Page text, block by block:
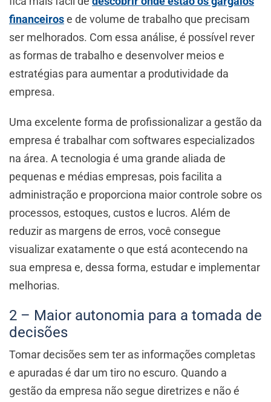
financeirose de volume de trabalho que precisam
ser melhorados. Com essa análise, é possível rever
as formas de trabalho e desenvolver meios e
estratégias para aumentar a produtividade da
empresa.
Uma excelente forma de profissionalizar a gestão da
empresa é trabalhar com softwares especializados
na área. A tecnologia é uma grande aliada de
pequenas e médias empresas, pois facilita a
administração e proporciona maior controle sobre os
processos, estoques, custos e lucros. Além de
reduzir as margens de erros, você consegue
visualizar exatamente o que está acontecendo na
sua empresa e, dessa forma, estudar e implementar
melhorias.
2 – Maior autonomia para a tomada de
decisões
Tomar decisões sem ter as informações completas
e apuradas é dar um tiro no escuro. Quando a
gestão da empresa não segue diretrizes e não é